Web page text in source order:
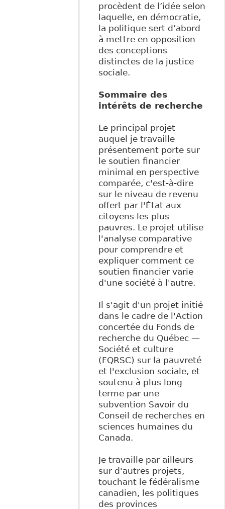
procèdent de l’idée selon
laquelle, en démocratie,
la politique sert d’abord
à mettre en opposition
des conceptions
distinctes de la justice
sociale.
Sommaire des
intérêts de recherche
Le principal projet
auquel je travaille
présentement porte sur
le soutien financier
minimal en perspective
comparée, c'est-à-dire
sur le niveau de revenu
offert par l'État aux
citoyens les plus
pauvres. Le projet utilise
l'analyse comparative
pour comprendre et
expliquer comment ce
soutien financier varie
d'une société à l'autre.
Il s'agit d'un projet initié
dans le cadre de l'Action
concertée du Fonds de
recherche du Québec —
Société et culture
(FQRSC) sur la pauvreté
et l'exclusion sociale, et
soutenu à plus long
terme par une
subvention Savoir du
Conseil de recherches en
sciences humaines du
Canada.
Je travaille par ailleurs
sur d'autres projets,
touchant le fédéralisme
canadien, les politiques
des provinces